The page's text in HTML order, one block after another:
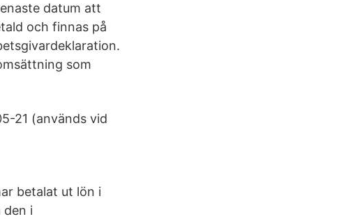
datum att
och finnas på
som
21 (används vid
betalat ut lön i
den i